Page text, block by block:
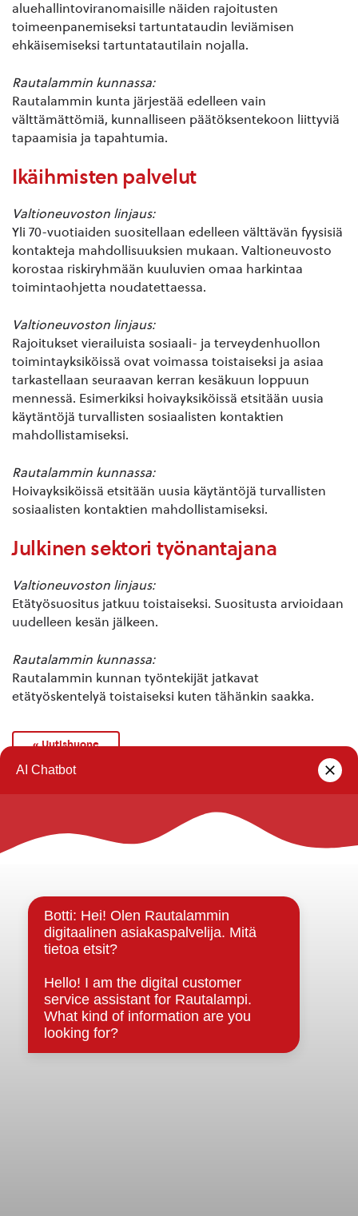
aluehallintoviranomaisille näiden rajoitusten
toimeenpanemiseksi tartuntataudin leviämisen
ehkäisemiseksi tartuntatautilain nojalla.
Rautalammin kunnassa:
Rautalammin kunta järjestää edelleen vain
välttämättömiä, kunnalliseen päätöksentekoon liittyviä
tapaamisia ja tapahtumia.
Ikäihmisten palvelut
Valtioneuvoston linjaus:
Yli 70-vuotiaiden suositellaan edelleen välttävän fyysisiä
kontakteja mahdollisuuksien mukaan. Valtioneuvosto
korostaa riskiryhmään kuuluvien omaa harkintaa
toimintaohjetta noudatettaessa.
Valtioneuvoston linjaus:
Rajoitukset vierailuista sosiaali- ja terveydenhuollon
toimintayksiköissä ovat voimassa toistaiseksi ja asiaa
tarkastellaan seuraavan kerran kesäkuun loppuun
mennessä. Esimerkiksi hoivayksiköissä etsitään uusia
käytäntöjä turvallisten sosiaalisten kontaktien
mahdollistamiseksi.
Rautalammin kunnassa:
Hoivayksiköissä etsitään uusia käytäntöjä turvallisten
sosiaalisten kontaktien mahdollistamiseksi.
Julkinen sektori työnantajana
Valtioneuvoston linjaus:
Etätyösuositus jatkuu toistaiseksi. Suositusta arvioidaan
uudelleen kesän jälkeen.
Rautalammin kunnassa:
Rautalammin kunnan työntekijät jatkavat
etätyöskentelyä toistaiseksi kuten tähänkin saakka.
« Uutishuone
Rautalammin kunta
Strategiat, ohjelmat, ohjeet, suunnitelmat, säännöt ja
sopimukset
Asiakirjajulkisuuskuvaus
Evästeet
Saavutettavuusseloste
Tietosuoja
Tietosuojaselosteet